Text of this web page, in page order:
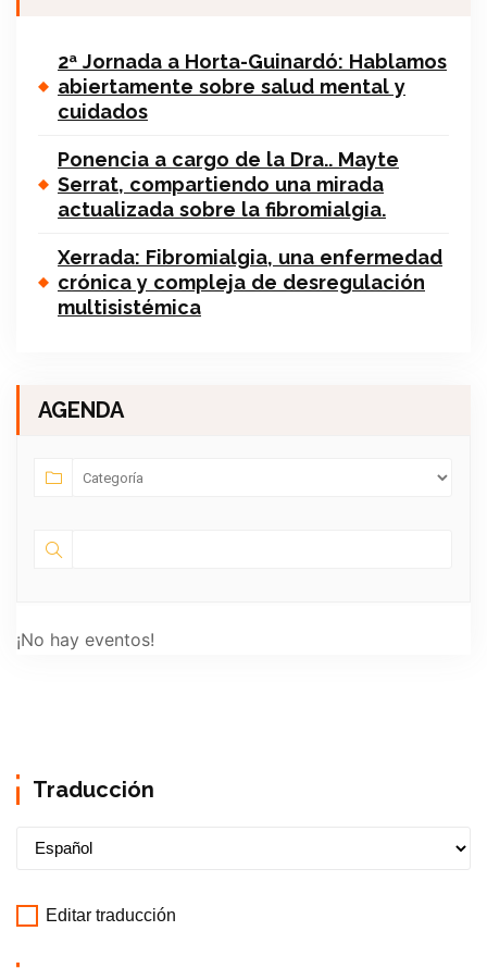
2ª Jornada a Horta-Guinardó: Hablamos
abiertamente sobre salud mental y
cuidados
Ponencia a cargo de la Dra.. Mayte
Serrat, compartiendo una mirada
actualizada sobre la fibromialgia.
Xerrada: Fibromialgia, una enfermedad
crónica y compleja de desregulación
multisistémica
AGENDA
¡No hay eventos!
Traducción
Editar traducción